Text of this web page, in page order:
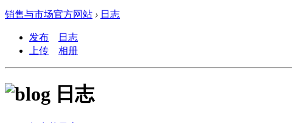
销售与市场官方网站 › 日志
发布
日志
上传
相册
日志